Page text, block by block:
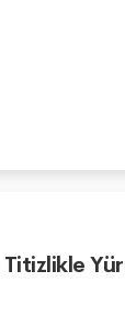
Titizlikle